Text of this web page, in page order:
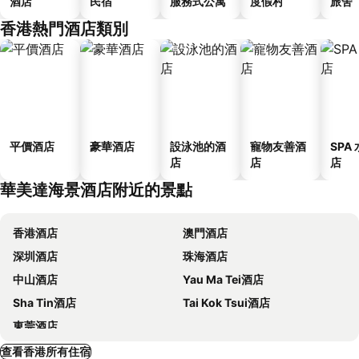
香港熱門酒店類別
平價酒店 豪華酒店
設泳池的酒
店
寵物友善酒
店
SPA
店
華美達海景酒店附近的景點
香港酒店
澳門酒店
深圳酒店
珠海酒店
中山酒店
Yau Ma Tei酒店
Sha Tin酒店
Tai Kok Tsui酒店
東莞酒店
查看香港所有住宿